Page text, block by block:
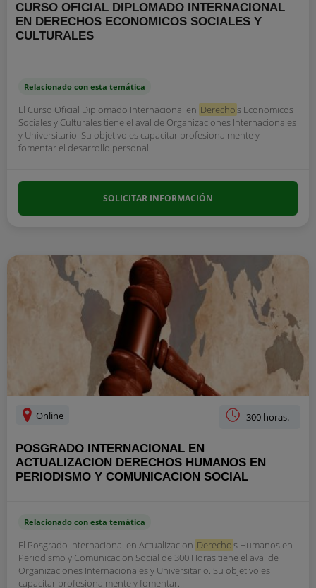
CURSO OFICIAL DIPLOMADO INTERNACIONAL
EN DERECHOS ECONOMICOS SOCIALES Y
CULTURALES
Relacionado con esta temática
El Curso Oficial Diplomado Internacional en Derechos Economicos
Sociales y Culturales tiene el aval de Organizaciones Internacionales
y Universitario. Su objetivo es capacitar profesionalmente y
fomentar el desarrollo personal...
SOLICITAR INFORMACIÓN
Online 300 horas.
POSGRADO INTERNACIONAL EN
ACTUALIZACION DERECHOS HUMANOS EN
PERIODISMO Y COMUNICACION SOCIAL
Relacionado con esta temática
El Posgrado Internacional en Actualizacion Derechos Humanos en
Periodismo y Comunicacion Social de 300 Horas tiene el aval de
Organizaciones Internacionales y Universitario. Su objetivo es
capacitar profesionalmente y fomentar...